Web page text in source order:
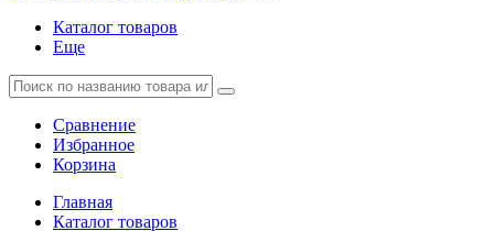
Каталог товаров
Еще
Сравнение
Избранное
Корзина
Главная
Каталог товаров